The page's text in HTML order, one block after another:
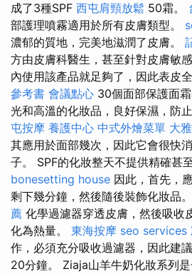
成了3種SPF 西屯肩頸放鬆 50霜。
部護理噴霧適用於所有皮膚類型。
濃郁的質地，完美地滋潤了皮膚。
方由皮膚科醫生，甚至針對皮膚敏
內使用該產品就足夠了，因此表皮
參考書 會議點心 30個面部保護面
光和高溫的化妝品，良好保濕，防
屯按摩 養護中心 中式外燴菜單 大
其應用於面部幾次，因此它會很快
子。 SPF的化妝整天不提供精確甚
bonesetting house 因此，首先，
剩下幾分鐘，然後隨後裝飾化妝品。
薦 化學過濾器穿透皮膚，然後吸收
化為熱量。 東海按摩 seo services
作，必須充分吸收過濾器，因此建
20分鐘。 Ziaja山羊牛奶化妝系列